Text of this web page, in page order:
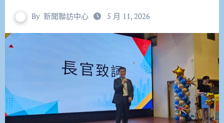
By 新聞聯訪中心 5 月 11, 2026